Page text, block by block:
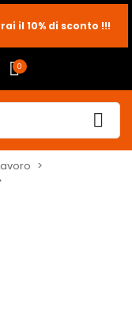
il 10% di sconto !!!
0